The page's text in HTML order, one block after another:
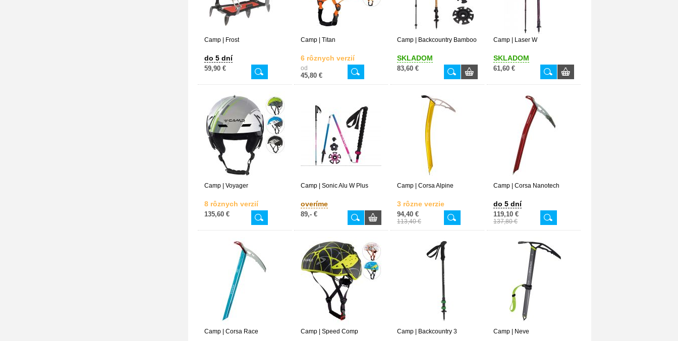
Camp | Frost
do 5 dní
59,90 €
Camp | Titan
6 rôznych verzií
od
45,80 €
Camp | Backcountry Bamboo
SKLADOM
83,60 €
Camp | Laser W
SKLADOM
61,60 €
Camp | Voyager
8 rôznych verzií
135,60 €
Camp | Sonic Alu W Plus
overíme
89,- €
Camp | Corsa Alpine
3 rôzne verzie
94,40 €
113,40 €
Camp | Corsa Nanotech
do 5 dní
119,10 €
137,80 €
Camp | Corsa Race Camp | Speed Comp Camp | Backcountry 3 Camp | Neve